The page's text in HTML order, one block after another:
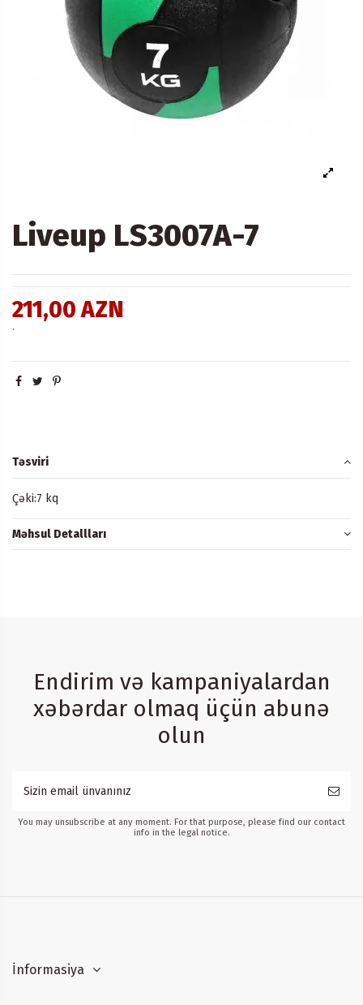
Liveup LS3007A-7
211,00 AZN
.
Təsviri
Çəki:7 kq
Məhsul Detallları
Endirim və kampaniyalardan
xəbərdar olmaq üçün abunə
olun
You may unsubscribe at any moment. For that purpose, please find our contact
info in the legal notice.
İnformasiya